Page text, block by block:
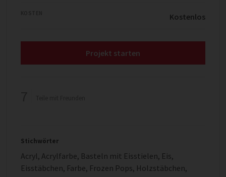
Kostenlos
Projekt starten
Stichwörter
Acryl, Acrylfarbe, Basteln mit Eisstielen, Eis,
Eisstäbchen, Farbe, Frozen Pops, Holzstäbchen,